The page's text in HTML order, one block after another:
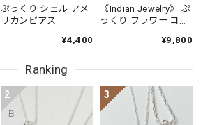
ぷっくり シェル アメ
リカンピアス
¥4,400
《Indian Jewelry》 ぷ
っくり フラワー コン
¥9,800
Ranking
2 3